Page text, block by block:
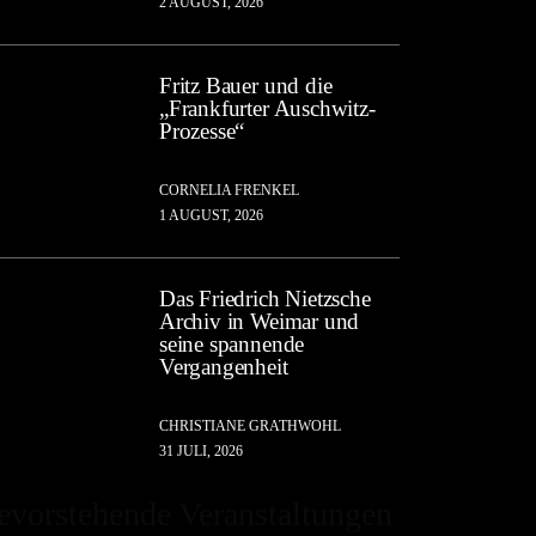
Fritz Bauer und die
„Frankfurter Auschwitz-
Prozesse“
CORNELIA FRENKEL
1 AUGUST, 2026
Das Friedrich Nietzsche
Archiv in Weimar und
seine spannende
Vergangenheit
CHRISTIANE GRATHWOHL
31 JULI, 2026